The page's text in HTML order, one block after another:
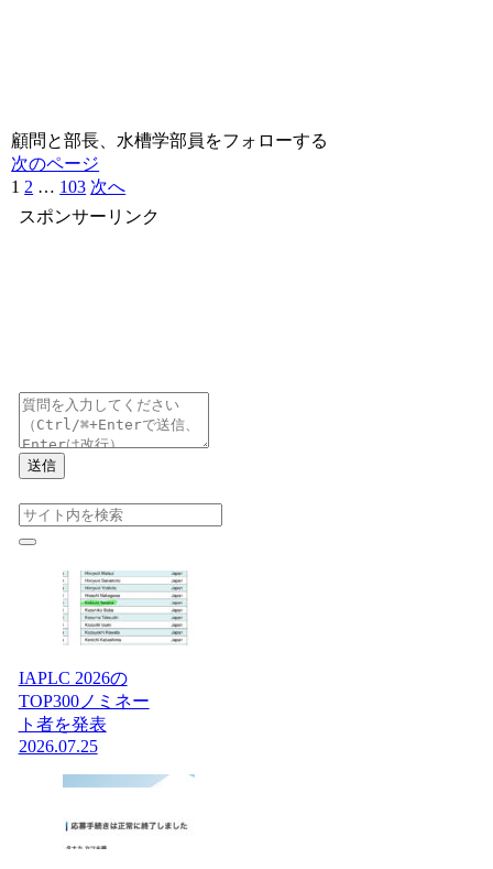
顧問と部長、水槽学部員をフォローする
次のページ
1 2 … 103 次へ
スポンサーリンク
送信
IAPLC 2026の
TOP300ノミネー
ト者を発表
2026.07.25